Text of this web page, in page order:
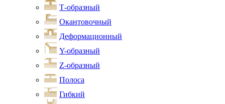
Т-образный
Окантовочный
Деформационный
Y-образный
Z-образный
Полоса
Гибкий